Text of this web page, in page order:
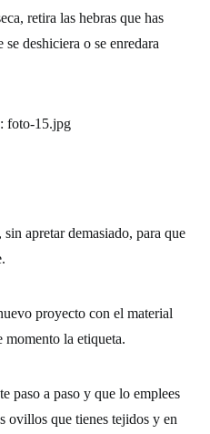
retira las hebras que has
deshiciera o se enredara
apretar demasiado, para que
proyecto con el material
momento la etiqueta.
paso a paso y que lo emplees
ovillos que tienes tejidos y en